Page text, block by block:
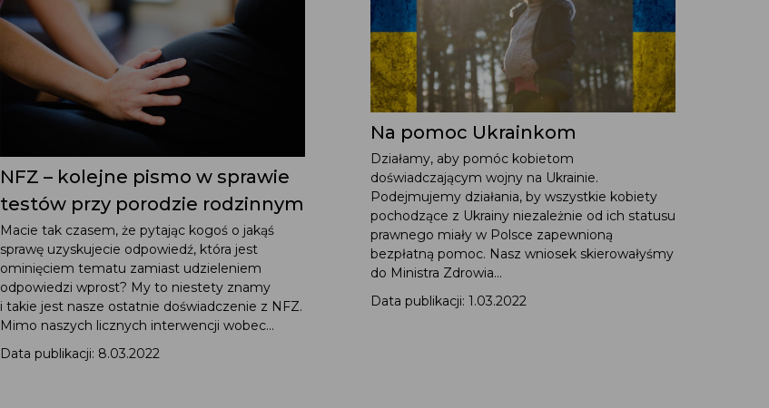
NFZ – kolejne pismo w sprawie
testów przy porodzie rodzinnym
Macie tak czasem, że pytając kogoś o jakąś
sprawę uzyskujecie odpowiedź, która jest
ominięciem tematu zamiast udzieleniem
odpowiedzi wprost? My to niestety znamy
i takie jest nasze ostatnie doświadczenie z NFZ.
Mimo naszych licznych interwencji wobec...
Data publikacji: 8.03.2022
Na pomoc Ukrainkom
Działamy, aby pomóc kobietom
doświadczającym wojny na Ukrainie.
Podejmujemy działania, by wszystkie kobiety
pochodzące z Ukrainy niezależnie od ich statusu
prawnego miały w Polsce zapewnioną
bezpłatną pomoc. Nasz wniosek skierowałyśmy
do Ministra Zdrowia...
Data publikacji: 1.03.2022